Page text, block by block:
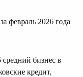
февраль 2026 года
бизнес в
кредит,